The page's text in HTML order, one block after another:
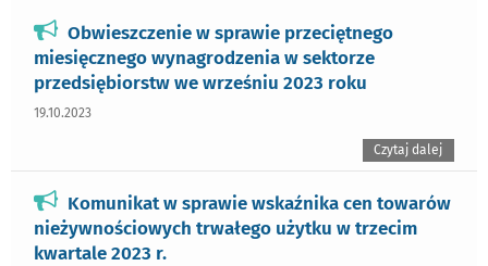
Obwieszczenie w sprawie przeciętnego
miesięcznego wynagrodzenia w sektorze
przedsiębiorstw we wrześniu 2023 roku
19.10.2023
Czytaj dalej
Komunikat w sprawie wskaźnika cen towarów
nieżywnościowych trwałego użytku w trzecim
kwartale 2023 r.